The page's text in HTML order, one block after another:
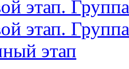
этап.
этап.
этап